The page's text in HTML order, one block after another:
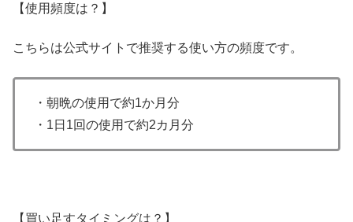
【使用頻度は？】
こちらは公式サイトで推奨する使い方の頻度です。
・朝晩の使用で約1か月分
・1日1回の使用で約2カ月分
【買い足すタイミングは？】